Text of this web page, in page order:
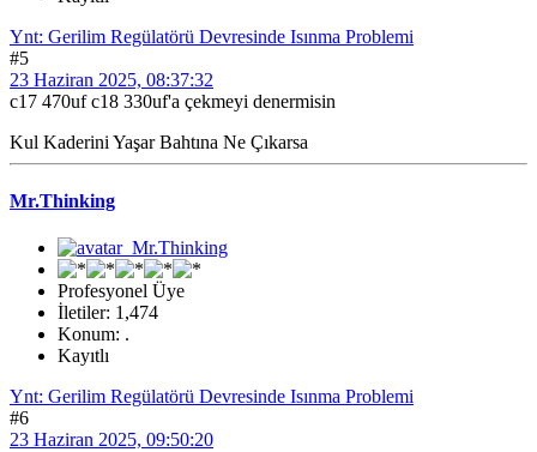
Ynt: Gerilim Regülatörü Devresinde Isınma Problemi
#5
23 Haziran 2025, 08:37:32
c17 470uf c18 330uf'a çekmeyi denermisin
Kul Kaderini Yaşar Bahtına Ne Çıkarsa
Mr.Thinking
Profesyonel Üye
İletiler: 1,474
Konum: .
Kayıtlı
Ynt: Gerilim Regülatörü Devresinde Isınma Problemi
#6
23 Haziran 2025, 09:50:20